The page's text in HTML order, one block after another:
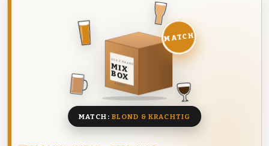
DEZE MAAND
MIX
BOX
8 BIEREN
MATCH
MATCH: BLOND & KRACHTIG